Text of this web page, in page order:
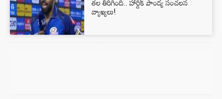
వ్యాఖ్యలు!